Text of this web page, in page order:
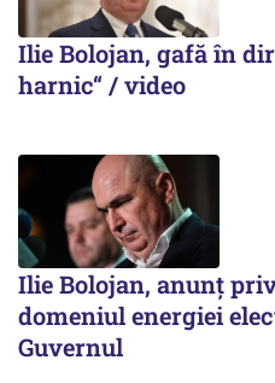
Ilie Bolojan, gafă în
harnic“ / video
Ilie Bolojan, anunț
domeniul energiei
Guvernul